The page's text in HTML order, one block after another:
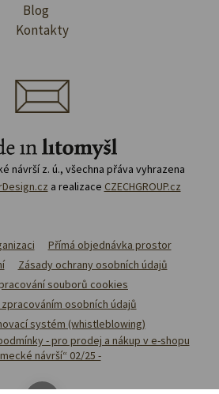
Blog
Kontakty
návrší z. ú., všechna přáva vyhrazena
a realizace CZECHGROUP.cz
Přímá objednávka prostor
Zásady ochrany osobních údajů
souborů cookies
osobních údajů
systém (whistleblowing)
- pro prodej a nákup v e-shopu
návrší“ 02/25 -